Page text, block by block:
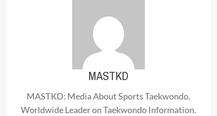
MASTKD
MASTKD: Media About Sports Taekwondo.
Worldwide Leader on Taekwondo Information.